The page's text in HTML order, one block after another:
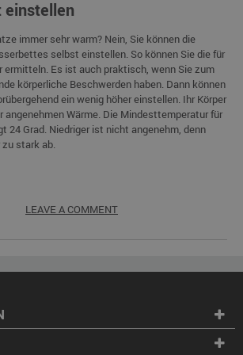
einstellen
immer sehr warm? Nein, Sie können die
selbst einstellen. So können Sie die für
ermitteln. Es ist auch praktisch, wenn Sie zum
körperliche Beschwerden haben. Dann können
ein wenig höher einstellen. Ihr Körper
angenehmen Wärme. Die Mindesttemperatur für
24 Grad. Niedriger ist nicht angenehm, denn
stark ab.
LEAVE A COMMENT